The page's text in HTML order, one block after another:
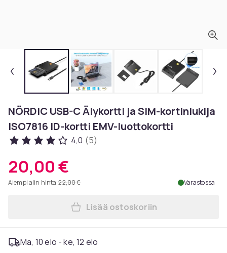
NÖRDIC USB-C Älykortti ja SIM-kortinlukija
ISO7816 ID-kortti EMV-luottokortti
4,0 (5)
20,00 €
Aiempi alin hinta 22,00 € Varastossa
Lisää NÖRDIC USB-C
Lisää ostoskoriin
Ma, 10 elo - ke, 12 elo